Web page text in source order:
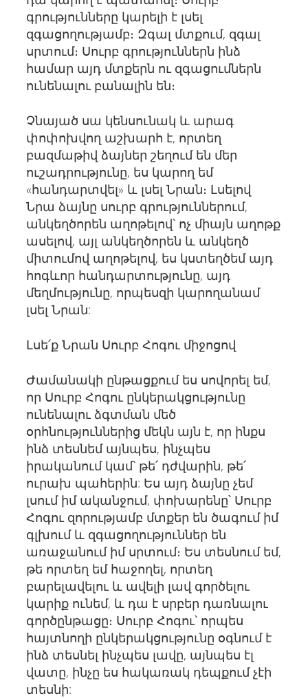
գրությունները կարելի է լսել
զգացողությամբ։ Զգալ մտքում, զգալ
սրտում։ Սուրբ գրություններն ինձ
համար այդ մտքերն ու զգացումներն
ունենալու բանալին են։
Չնայած սա կենսունակ և արագ
փոփոխվող աշխարհ է, որտեղ
բազմաթիվ ձայներ շեղում են մեր
ուշադրությունը, ես կարող եմ
«հանդարտվել» և լսել Նրան։ Լսելով
Նրա ձայնը սուրբ գրություններում,
անկեղծորեն աղոթելով՝ ոչ միայն աղոթք
ասելով, այլ անկեղծորեն և անկեղծ
միտումով աղոթելով, ես կստեղծեմ այդ
հոգևոր հանդարտությունը, այդ
մեղմությունը, որպեսզի կարողանամ
լսել Նրան:
Լսե՛ք Նրան Սուրբ Հոգու միջոցով
Ժամանակի ընթացքում ես սովորել եմ,
որ Սուրբ Հոգու ընկերակցությունը
ունենալու ձգտման մեծ
օրհնություններից մեկն այն է, որ ինքս
ինձ տեսնեմ այնպես, ինչպես
իրականում կամ՝ թե՛ դժվարին, թե՛
ուրախ պահերին: Ես այդ ձայնը չեմ
լսում իմ ականջում, փոխարենը՝ Սուրբ
Հոգու զորությամբ մտքեր են ծագում իմ
գլխում և զգացողություններ են
առաջանում իմ սրտում։ Ես տեսնում եմ,
թե որտեղ եմ հաջողել, որտեղ
բարելավելու և ավելի լավ գործելու
կարիք ունեմ, և դա է սրբեր դառնալու
գործընթացը։ Սուրբ Հոգու՝ որպես
հայտնողի ընկերակցությունը օգնում է
ինձ տեսնել ինչպես լավը, այնպես էլ
վատը, ինչը ես հակառակ դեպքում չէի
տեսնի: